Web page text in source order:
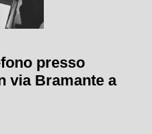
presso
via Bramante a